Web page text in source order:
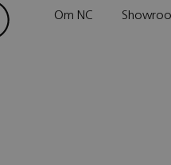
Om NC